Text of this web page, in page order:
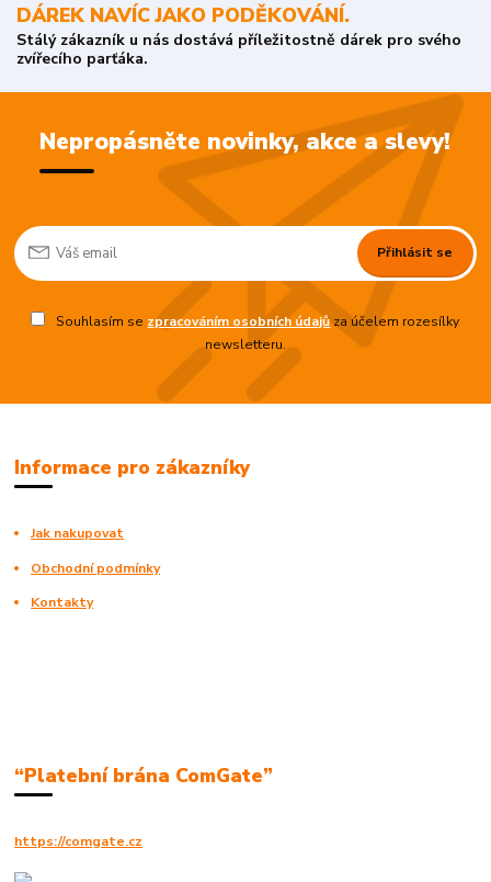
DÁREK NAVÍC JAKO PODĚKOVÁNÍ.
Stálý zákazník u nás dostává příležitostně dárek pro svého
zvířecího parťáka.
Nepropásněte novinky, akce a slevy!
Přihlásit se
Souhlasím se zpracováním osobních údajůza účelem rozesílky
newsletteru.
Informace pro zákazníky
Jak nakupovat
Obchodní podmínky
Kontakty
“Platební brána ComGate”
https://comgate.cz